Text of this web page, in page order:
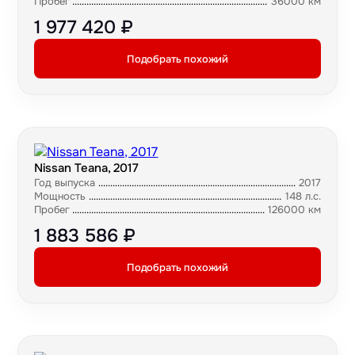
1 977 420 ₽
Подобрать похожий
Nissan Teana, 2017
Год выпуска
2017
Мощность
148 л.с.
Пробег
126000 км
1 883 586 ₽
Подобрать похожий